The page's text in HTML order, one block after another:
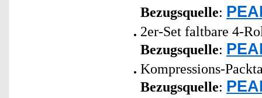
Bezugsquelle:
2er-Set faltbare 4-
Bezugsquelle:
Kompressions-
Bezugsquelle: